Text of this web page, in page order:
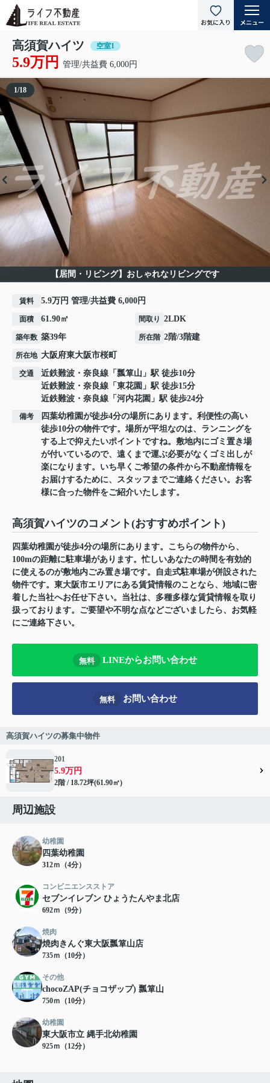
高須賀ハイツ 空室1
5.9万円 管理/共益費 6,000円
【居間・リビング】おしゃれなリビングです
1/18
賃料 5.9万円 管理/共益費 6,000円
面積 61.90㎡ 間取り 2LDK
築年数 築39年 所在階 2階/3階建
所在地 大阪府東大阪市桜町
交通 近鉄難波・奈良線 「 瓢箪山 」駅 徒歩10分
近鉄難波・奈良線 「 東花園 」駅 徒歩15分
近鉄難波・奈良線 「 河内花園 」駅 徒歩24分
備考
四葉幼稚園が徒歩4分の場所にあります。利便性の高い
徒歩10分の物件です。場所が平坦なのは、ランニングを
する上で抑えたいポイントですね。敷地内にゴミ置き場
が付いているので、遠くまで運ぶ必要がなくゴミ出しが
楽になります。いち早くご希望の条件から不動産情報を
お届けするために、スタッフまでご連絡ください。お客
様に合った物件をご紹介いたします。
高須賀ハイツのコメント(おすすめポイント)
四葉幼稚園が徒歩4分の場所にあります。こちらの物件から、
100mの距離に駐車場があります。忙しいあなたの時間を有効的
に使えるのが敷地内ごみ置き場です。自走式駐車場が併設された
物件です。東大阪市エリアにある賃貸情報のことなら、地域に密
着した当社へお任せ下さい。当社は、多種多様な賃貸情報を取り
扱っております。ご要望や不明な点などございましたら、お気軽
にご連絡下さい。
無料 LINEからお問い合わせ
無料 お問い合わせ
高須賀ハイツの募集中物件
201
5.9万円
2階 / 18.72坪(61.90㎡)
周辺施設
幼稚園
四葉幼稚園
312ｍ（4分）
コンビニエンスストア
セブンイレブン ひょうたんやま北店
692ｍ（9分）
焼肉
焼肉きんぐ東大阪瓢箪山店
735ｍ（10分）
その他
chocoZAP(チョコザップ) 瓢箪山
750ｍ（10分）
幼稚園
東大阪市立 縄手北幼稚園
925ｍ（12分）